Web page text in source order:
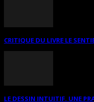
CRITIQUE DU LIVRE LE
LE DESSIN INTUITIF. UNE